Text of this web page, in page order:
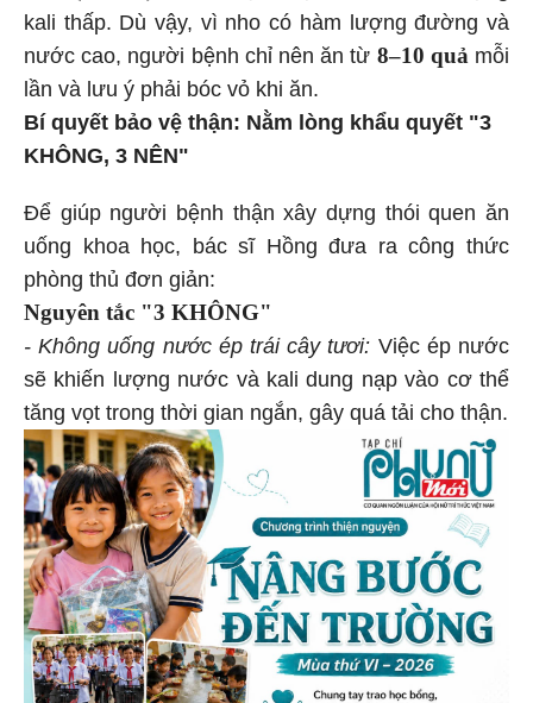
kali thấp. Dù vậy, vì nho có hàm lượng đường và
nước cao, người bệnh chỉ nên ăn từ 8–10 quả mỗi
lần và lưu ý phải bóc vỏ khi ăn.
Bí quyết bảo vệ thận: Nằm lòng khẩu quyết "3
KHÔNG, 3 NÊN"
Để giúp người bệnh thận xây dựng thói quen ăn
uống khoa học, bác sĩ Hồng đưa ra công thức
phòng thủ đơn giản:
Nguyên tắc "3 KHÔNG"
- Không uống nước ép trái cây tươi: Việc ép nước
sẽ khiến lượng nước và kali dung nạp vào cơ thể
tăng vọt trong thời gian ngắn, gây quá tải cho thận.